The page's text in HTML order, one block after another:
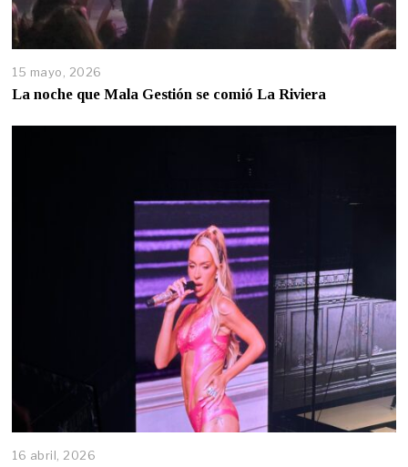
15 mayo, 2026
La noche que Mala Gestión se comió La Riviera
16 abril, 2026